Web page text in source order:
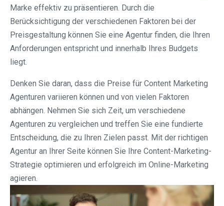
Marke effektiv zu präsentieren. Durch die
Berücksichtigung der verschiedenen Faktoren bei der
Preisgestaltung können Sie eine Agentur finden, die Ihren
Anforderungen entspricht und innerhalb Ihres Budgets
liegt.
Denken Sie daran, dass die Preise für Content Marketing
Agenturen variieren können und von vielen Faktoren
abhängen. Nehmen Sie sich Zeit, um verschiedene
Agenturen zu vergleichen und treffen Sie eine fundierte
Entscheidung, die zu Ihren Zielen passt. Mit der richtigen
Agentur an Ihrer Seite können Sie Ihre Content-Marketing-
Strategie optimieren und erfolgreich im Online-Marketing
agieren.